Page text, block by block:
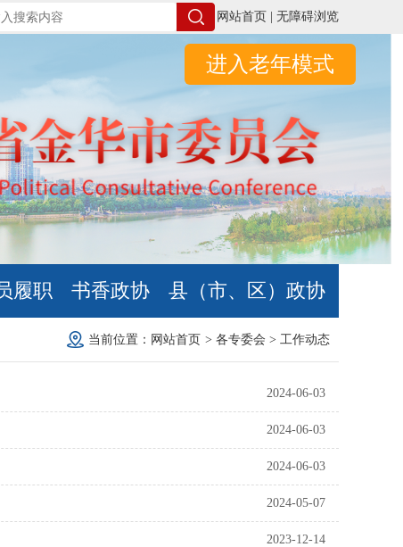
网站首页 | 无障碍浏览
进入老年模式
履职 书香政协 县（市、区）政协
当前位置： 网站首页 > 各专委会 > 工作动态
2024-06-03
2024-06-03
2024-06-03
2024-05-07
2023-12-14